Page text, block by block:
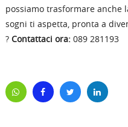
possiamo trasformare anche
sogni ti aspetta, pronta a
? Contattaci ora:089 281193